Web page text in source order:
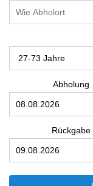
Abholung
Rückgabe